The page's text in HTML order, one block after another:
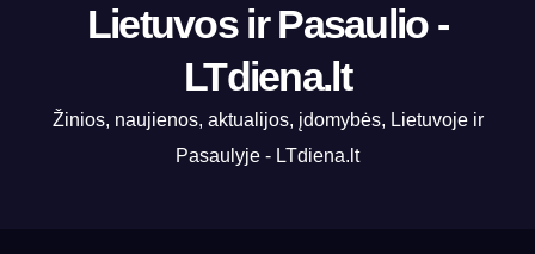
Lietuvos ir Pasaulio -
LTdiena.lt
Žinios, naujienos, aktualijos, įdomybės, Lietuvoje ir
Pasaulyje - LTdiena.lt